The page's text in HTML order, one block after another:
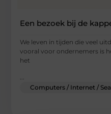
Een bezoek bij de
We leven in tijden die veel
vooral voor ondernemers is
het
Computers / Internet /